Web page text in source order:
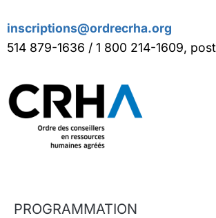
inscriptions@ordrecrha.org
514 879-1636 / 1 800 214-1609,
PROGRAMMATION